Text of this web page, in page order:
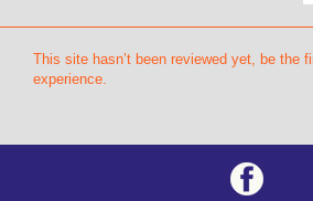
This site hasn’t been reviewed yet, be the
experience.